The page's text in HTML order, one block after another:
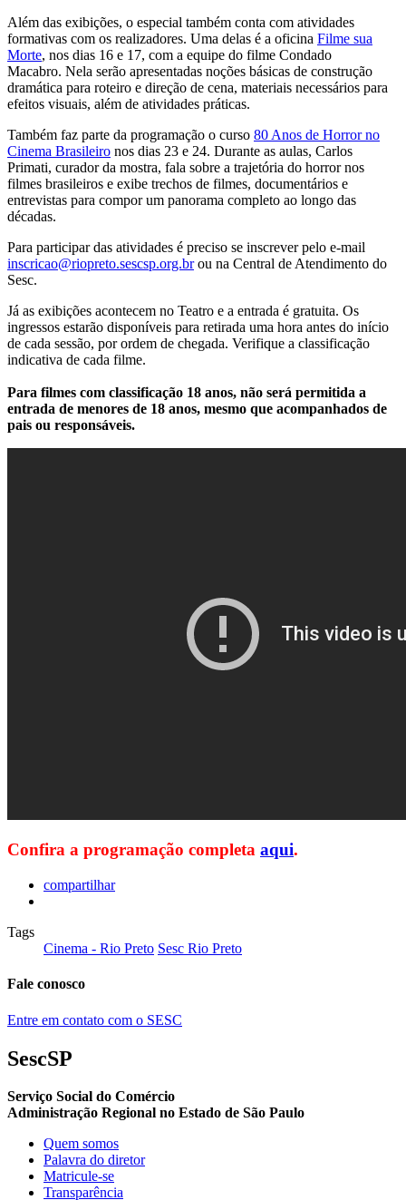
Além das exibições, o especial também conta com atividades
formativas com os realizadores. Uma delas é a oficina Filme sua
Morte, nos dias 16 e 17, com a equipe do filme Condado
Macabro. Nela serão apresentadas noções básicas de construção
dramática para roteiro e direção de cena, materiais necessários para
efeitos visuais, além de atividades práticas.
Também faz parte da programação o curso 80 Anos de Horror no
Cinema Brasileiro nos dias 23 e 24. Durante as aulas, Carlos
Primati, curador da mostra, fala sobre a trajetória do horror nos
filmes brasileiros e exibe trechos de filmes, documentários e
entrevistas para compor um panorama completo ao longo das
décadas.
Para participar das atividades é preciso se inscrever pelo e-mail
inscricao@riopreto.sescsp.org.brou na Central de Atendimento do
Sesc.
Já as exibições acontecem no Teatro e a entrada é gratuita. Os
ingressos estarão disponíveis para retirada uma hora antes do início
de cada sessão, por ordem de chegada. Verifique a classificação
indicativa de cada filme.
Para filmes com classificação 18 anos, não será permitida a
entrada de menores de 18 anos, mesmo que acompanhados de
pais ou responsáveis.
Confira a programação completa aqui.
compartilhar
Tags
Cinema - Rio Preto Sesc Rio Preto
Fale conosco
Entre em contato com o SESC
SescSP
Serviço Social do Comércio
Administração Regional no Estado de São Paulo
Quem somos
Palavra do diretor
Matricule-se
Transparência